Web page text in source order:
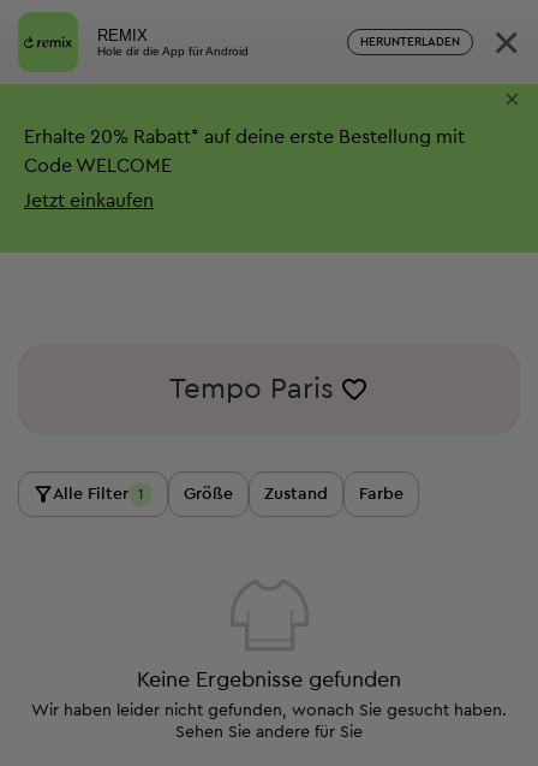
REMIX
Hole dir die App für Android
HERUNTERLADEN ×
Erhalte 20% Rabatt* auf deine erste Bestellung mit
Code WELCOME
Jetzt einkaufen
×
Tempo Paris
Alle Filter 1 Größe Zustand Farbe
Keine Ergebnisse gefunden
Wir haben leider nicht gefunden, wonach Sie gesucht haben.
Sehen Sie andere für Sie